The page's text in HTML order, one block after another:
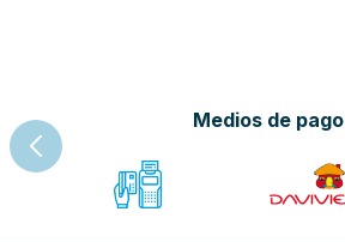
Medios de pago